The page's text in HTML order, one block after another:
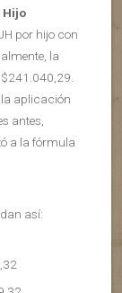
Hijo
por hijo con
la
la aplicación
antes,
a la fórmula
así: